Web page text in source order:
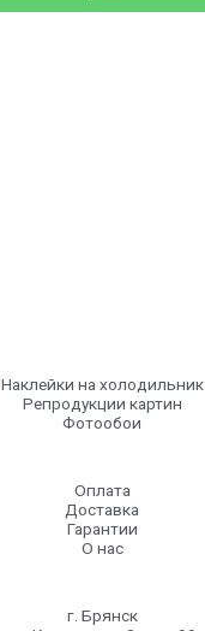
Наклейки на холодильник
Репродукции картин
Фотообои
Оплата
Доставка
Гарантии
О нас
г. Брянск